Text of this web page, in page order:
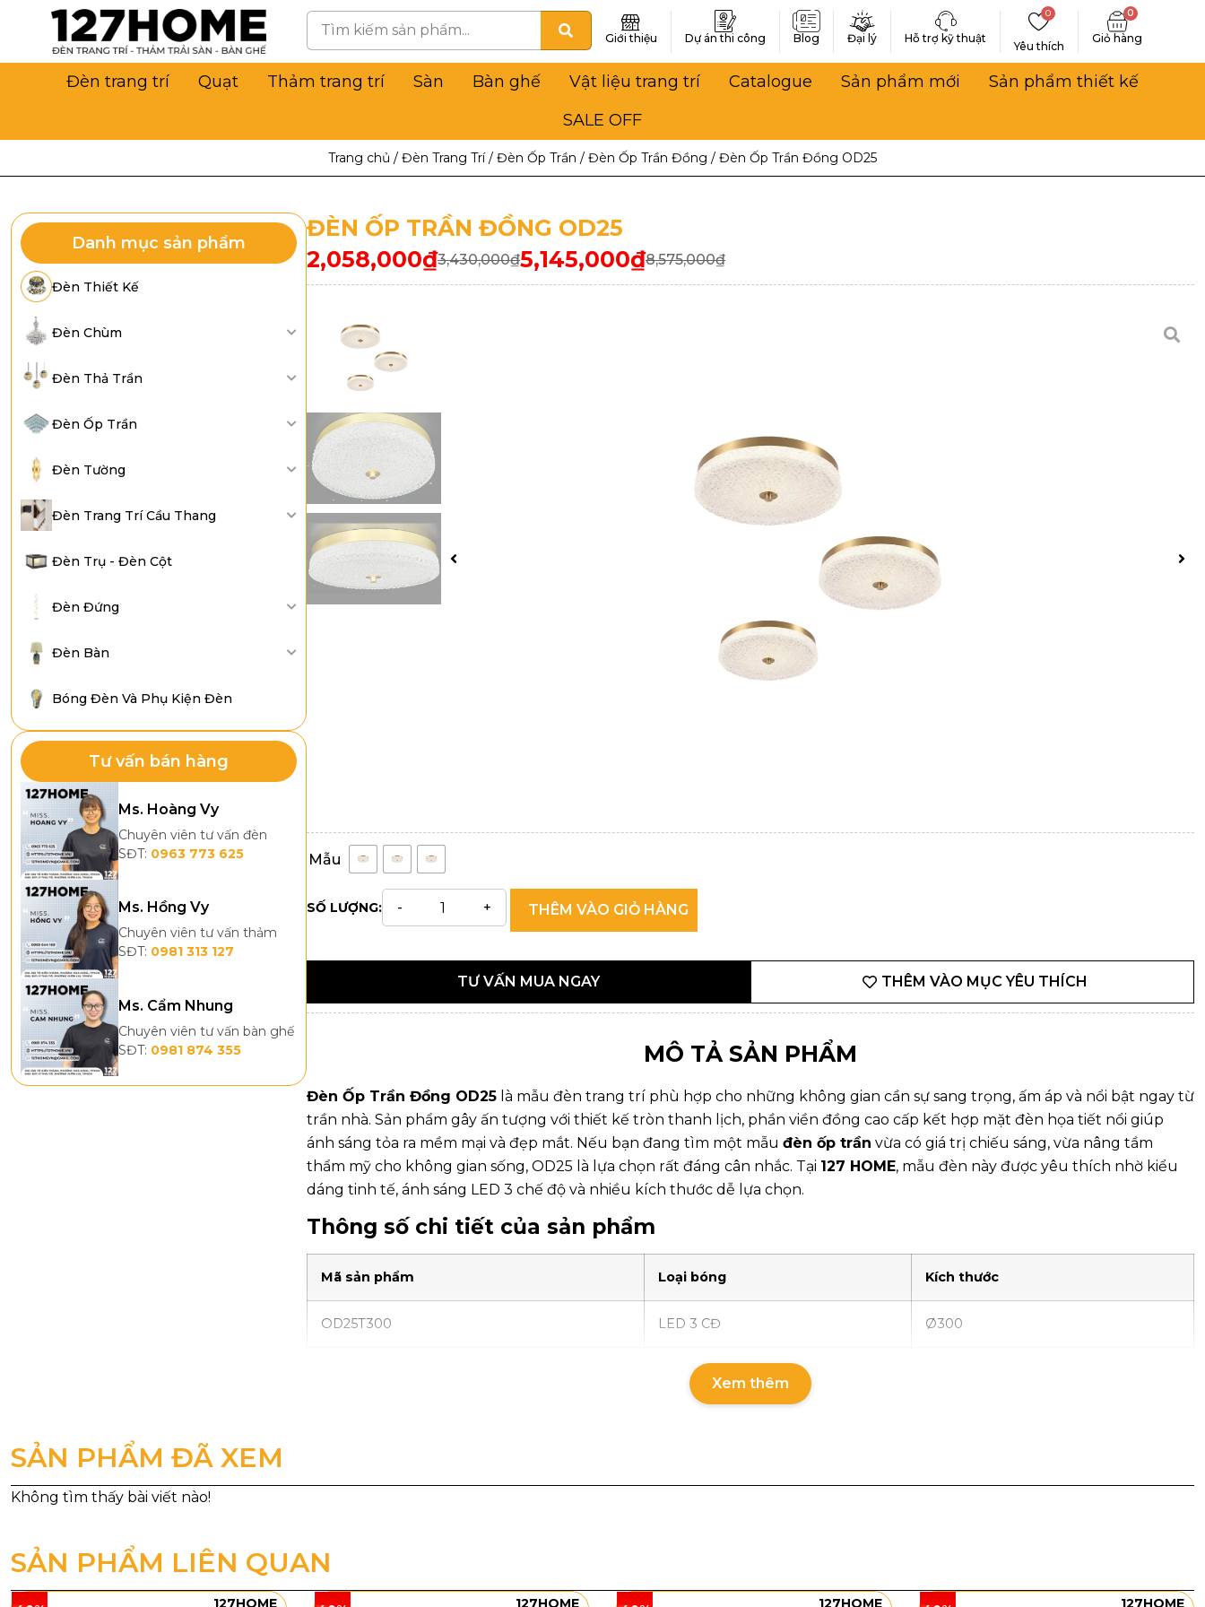
Giới thiệu Dự án thi công Blog Đại lý Hỗ trợ kỹ thuật
Yêu thích
0 0
Đèn trang trí Quạt Thảm trang trí Sàn Bàn ghế Vật liệu trang trí Catalogue Sản phẩm mới
Sản phẩm thiết kế
SALE OFF
Trang chủ / Đèn Trang Trí/ Đèn Ốp Trần / Đèn Ốp Trần Đồng / Đèn Ốp Trần Đồng OD25
Danh mục sản phẩm
Đèn Thiết Kế
Đèn Chùm
Đèn Thả Trần
Đèn Ốp Trần
Đèn Tường
Đèn Trang Trí Cầu Thang
Đèn Trụ - Đèn Cột
Đèn Đứng
Đèn Bàn
Bóng Đèn Và Phụ Kiện Đèn
Tư vấn bán hàng
Ms. Hoàng Vy
Chuyên viên tư vấn đèn
SĐT: 0963 773 625
Ms. Hồng Vy
Chuyên viên tư vấn thảm
SĐT: 0981 313 127
Ms. Cẩm Nhung
Chuyên viên tư vấn bàn ghế
SĐT: 0981 874 355
ĐÈN ỐP TRẦN ĐỒNG OD25
3,430,000₫
2,058,000₫ 8,575,000₫
5,145,000₫
Mẫu
SỐ LƯỢNG: THÊM VÀO GIỎ HÀNG
TƯ VẤN MUA NGAY THÊM VÀO MỤC YÊU THÍCH
MÔ TẢ SẢN PHẨM
Đèn Ốp Trần Đồng OD25 là mẫu đèn trang trí phù hợp cho những không gian cần sự sang trọng, ấm áp và nổi bật ngay từ
trần nhà. Sản phẩm gây ấn tượng với thiết kế tròn thanh lịch, phần viền đồng cao cấp kết hợp mặt đèn họa tiết nổi giúp
ánh sáng tỏa ra mềm mại và đẹp mắt. Nếu bạn đang tìm một mẫu đèn ốp trần vừa có giá trị chiếu sáng, vừa nâng tầm
thẩm mỹ cho không gian sống, OD25 là lựa chọn rất đáng cân nhắc. Tại 127 HOME, mẫu đèn này được yêu thích nhờ kiểu
dáng tinh tế, ánh sáng LED 3 chế độ và nhiều kích thước dễ lựa chọn.
Thông số chi tiết của sản phẩm
Mã sản phẩm Loại bóng Kích thước
OD25T300 LED 3 CĐ Ø300
LED 3 CĐ
nên ấm áp và có chiều sâu hơn. Viền đèn màu đồng ôm trọn thân đèn, tạo cảm giác chắc chắn, sang trọng và phù hợp với
các không gian như phòng khách, phòng ngủ, phòng ăn, sảnh nhỏ hoặc hành lang.
Xem thêm
SẢN PHẨM ĐÃ XEM
SẢN PHẨM LIÊN QUAN
127HOME 127HOME 127HOME 127HOME